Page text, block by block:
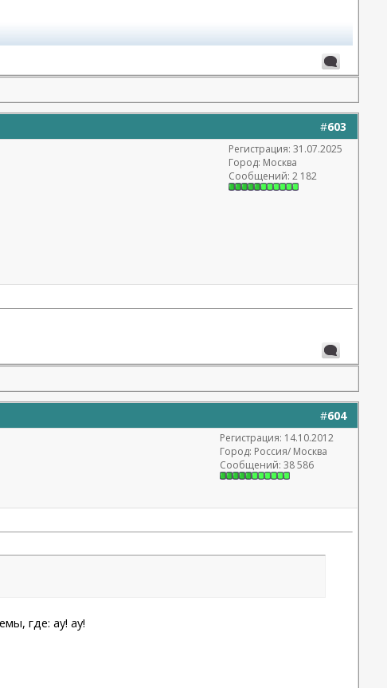
#603
Регистрация: 31.07.2025
Город: Москва
Сообщений: 2 182
#604
Регистрация: 14.10.2012
Город: Россия/ Москва
Сообщений: 38 586
где: ау! ау!